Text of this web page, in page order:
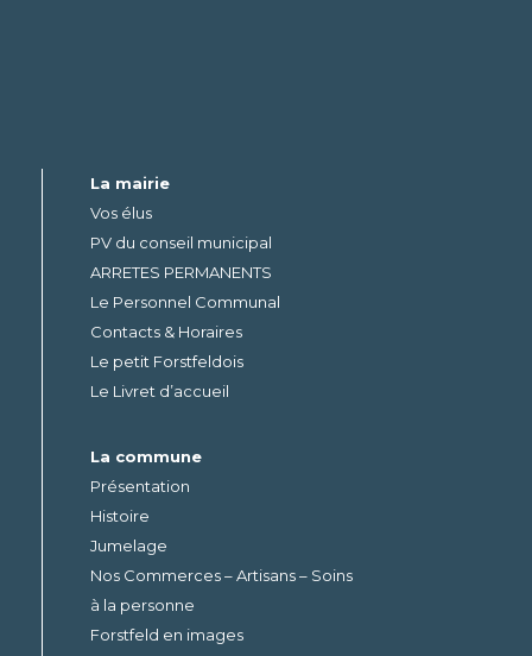
La mairie
Vos élus
PV du conseil municipal
ARRETES PERMANENTS
Le Personnel Communal
Contacts & Horaires
Le petit Forstfeldois
Le Livret d’accueil
La commune
Présentation
Histoire
Jumelage
Nos Commerces – Artisans – Soins
à la personne
Forstfeld en images